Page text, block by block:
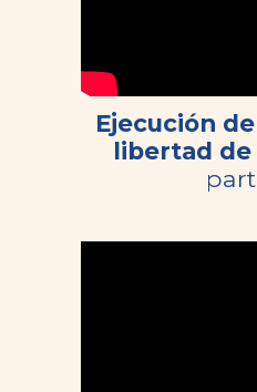
Ejecución
libertad de